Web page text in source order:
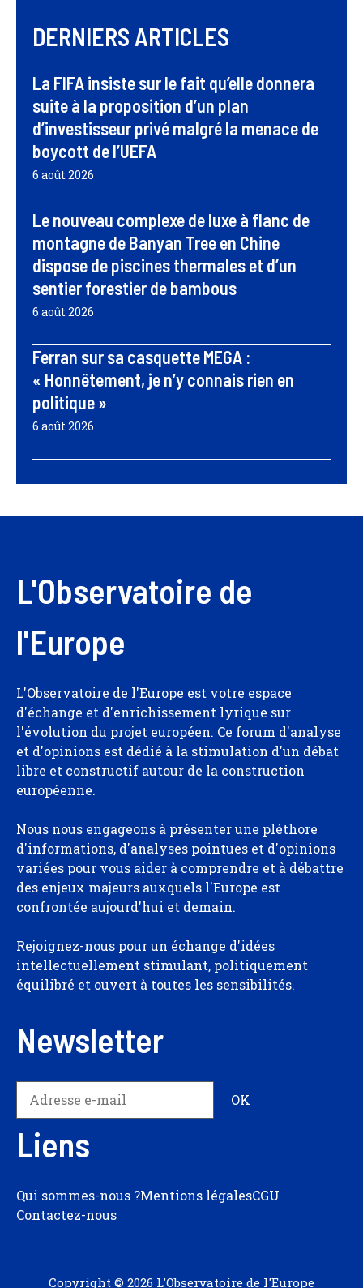
DERNIERS ARTICLES
La FIFA insiste sur le fait qu’elle donnera
suite à la proposition d’un plan
d’investisseur privé malgré la menace de
boycott de l’UEFA
6 août 2026
Le nouveau complexe de luxe à flanc de
montagne de Banyan Tree en Chine
dispose de piscines thermales et d’un
sentier forestier de bambous
6 août 2026
Ferran sur sa casquette MEGA :
« Honnêtement, je n’y connais rien en
politique »
6 août 2026
L'Observatoire de
l'Europe
L'Observatoire de l'Europe est votre espace
d'échange et d'enrichissement lyrique sur
l'évolution du projet européen. Ce forum d'analyse
et d'opinions est dédié à la stimulation d'un débat
libre et constructif autour de la construction
européenne.
Nous nous engageons à présenter une pléthore
d'informations, d'analyses pointues et d'opinions
variées pour vous aider à comprendre et à débattre
des enjeux majeurs auxquels l'Europe est
confrontée aujourd'hui et demain.
Rejoignez-nous pour un échange d'idées
intellectuellement stimulant, politiquement
équilibré et ouvert à toutes les sensibilités.
Newsletter
Liens
Qui sommes-nous ?Mentions légalesCGU
Contactez-nous
Copyright © 2026 L'Observatoire de l'Europe